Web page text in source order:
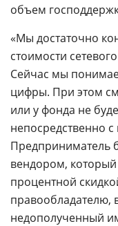
объем
«Мы достаточно
стоимости
Сейчас мы
цифры. При этом
или у фонда не
непосредственно
Предприниматель
вендором,
процентной
правообладателю,
недополученный